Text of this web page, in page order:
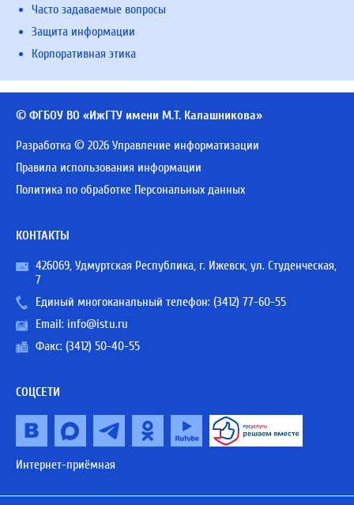
Часто задаваемые вопросы
Защита информации
Корпоративная этика
© ФГБОУ ВО «ИжГТУ имени М.Т. Калашникова»
Разработка © 2026 Управление информатизации
Правила использования информации
Политика по обработке Персональных данных
КОНТАКТЫ
426069, Удмуртская Республика, г. Ижевск, ул. Студенческая,
7
Единый многоканальный телефон: (3412) 77-60-55
Email: info@istu.ru
Факс: (3412) 50-40-55
СОЦСЕТИ
Интернет-приёмная